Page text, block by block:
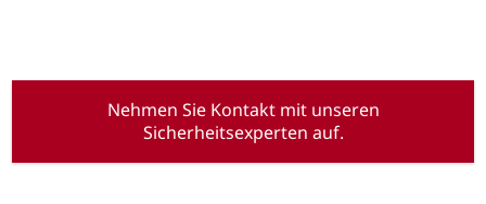
Nehmen Sie Kontakt mit unseren
Sicherheitsexperten auf.